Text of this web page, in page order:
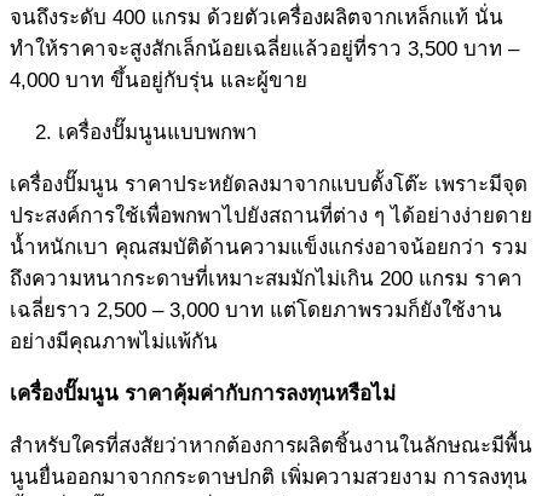
จนถึงระดับ 400 แกรม ด้วยตัวเครื่องผลิตจากเหล็กแท้ นั่น
ทำให้ราคาจะสูงสักเล็กน้อยเฉลี่ยแล้วอยู่ที่ราว 3,500 บาท –
4,000 บาท ขึ้นอยู่กับรุ่น และผู้ขาย
เครื่องปั๊มนูนแบบพกพา
เครื่องปั๊มนูน ราคาประหยัดลงมาจากแบบตั้งโต๊ะ เพราะมีจุด
ประสงค์การใช้เพื่อพกพาไปยังสถานที่ต่าง ๆ ได้อย่างง่ายดาย
น้ำหนักเบา คุณสมบัติด้านความแข็งแกร่งอาจน้อยกว่า รวม
ถึงความหนากระดาษที่เหมาะสมมักไม่เกิน 200 แกรม ราคา
เฉลี่ยราว 2,500 – 3,000 บาท แต่โดยภาพรวมก็ยังใช้งาน
อย่างมีคุณภาพไม่แพ้กัน
เครื่องปั๊มนูน ราคาคุ้มค่ากับการลงทุนหรือไม่
สำหรับใครที่สงสัยว่าหากต้องการผลิตชิ้นงานในลักษณะมีพื้น
นูนยื่นออกมาจากกระดาษปกติ เพิ่มความสวยงาม การลงทุน